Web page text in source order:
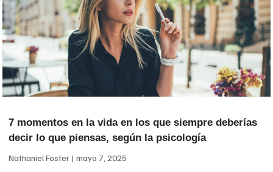
7 momentos en la vida en los que siempre deberías
decir lo que piensas, según la psicología
Nathaniel Foster mayo 7, 2025